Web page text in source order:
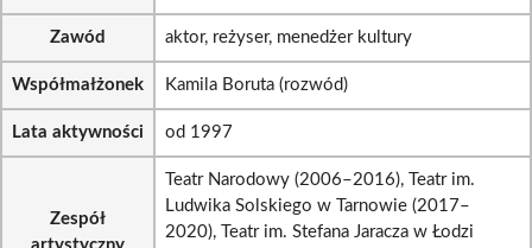
Zawód aktor, reżyser, menedżer kultury
Współmałżonek Kamila Boruta (rozwód)
Lata aktywności od 1997
Zespół
Teatr Narodowy (2006–2016), Teatr im.
Ludwika Solskiego w Tarnowie (2017–
2020), Teatr im. Stefana Jaracza w Łodzi